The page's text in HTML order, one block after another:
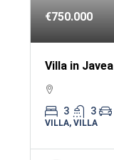
€750.000
Villa in Javea
3 3
VILLA, VILLA